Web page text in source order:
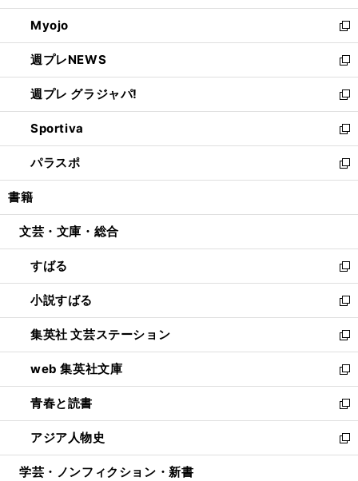
開
く
ウ
で
開
く
ン
ド
ウ
で
開
く
ウ
ィ
ン
ド
ウ
で
開
く
Myojo
新
し
い
ウ
ィ
ン
ド
ウ
で
開
週プレNEWS
新
し
い
ウ
ィ
ン
ド
ウ
開
週プレ グラジャパ!
新
し
い
ウ
ィ
ン
ウ
開
く
Sportiva
新
し
い
ウ
ン
ウ
で
開
く
パラスポ
新
し
ウ
ン
ド
ウ
で
開
く
書籍
文芸・文庫・総合
すばる
新
し
い
ウ
ィ
ン
ド
ウ
で
開
く
小説すばる
新
し
い
ウ
ィ
ン
ド
ウ
で
開
集英社 文芸ステーション
新
し
い
ウ
ィ
ン
ド
ウ
web 集英社文庫
新
し
い
ウ
ィ
ン
青春と読書
新
し
い
ウ
アジア人物史
新
し
学芸・ノンフィクション・新書